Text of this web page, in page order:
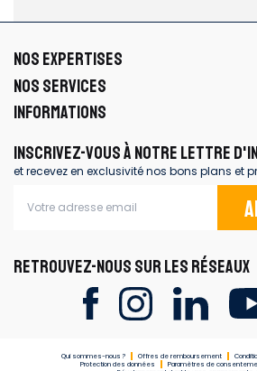
NOS EXPERTISES
NOS SERVICES
INFORMATIONS
INSCRIVEZ-VOUS À NOTRE LETTRE
et recevez en exclusivité nos bons plans et
RETROUVEZ-NOUS SUR LES RÉSEAUX
Qui sommes-nous ? Offres de remboursement
Protection des données
Paramètres de